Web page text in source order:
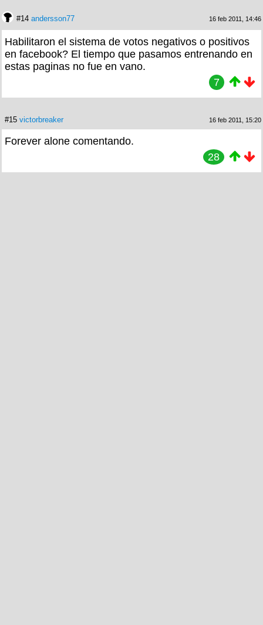
#14 andersson77 16 feb 2011, 14:46
Habilitaron el sistema de votos negativos o positivos
en facebook? El tiempo que pasamos entrenando en
estas paginas no fue en vano.
7
#15 victorbreaker 16 feb 2011, 15:20
Forever alone comentando.
28